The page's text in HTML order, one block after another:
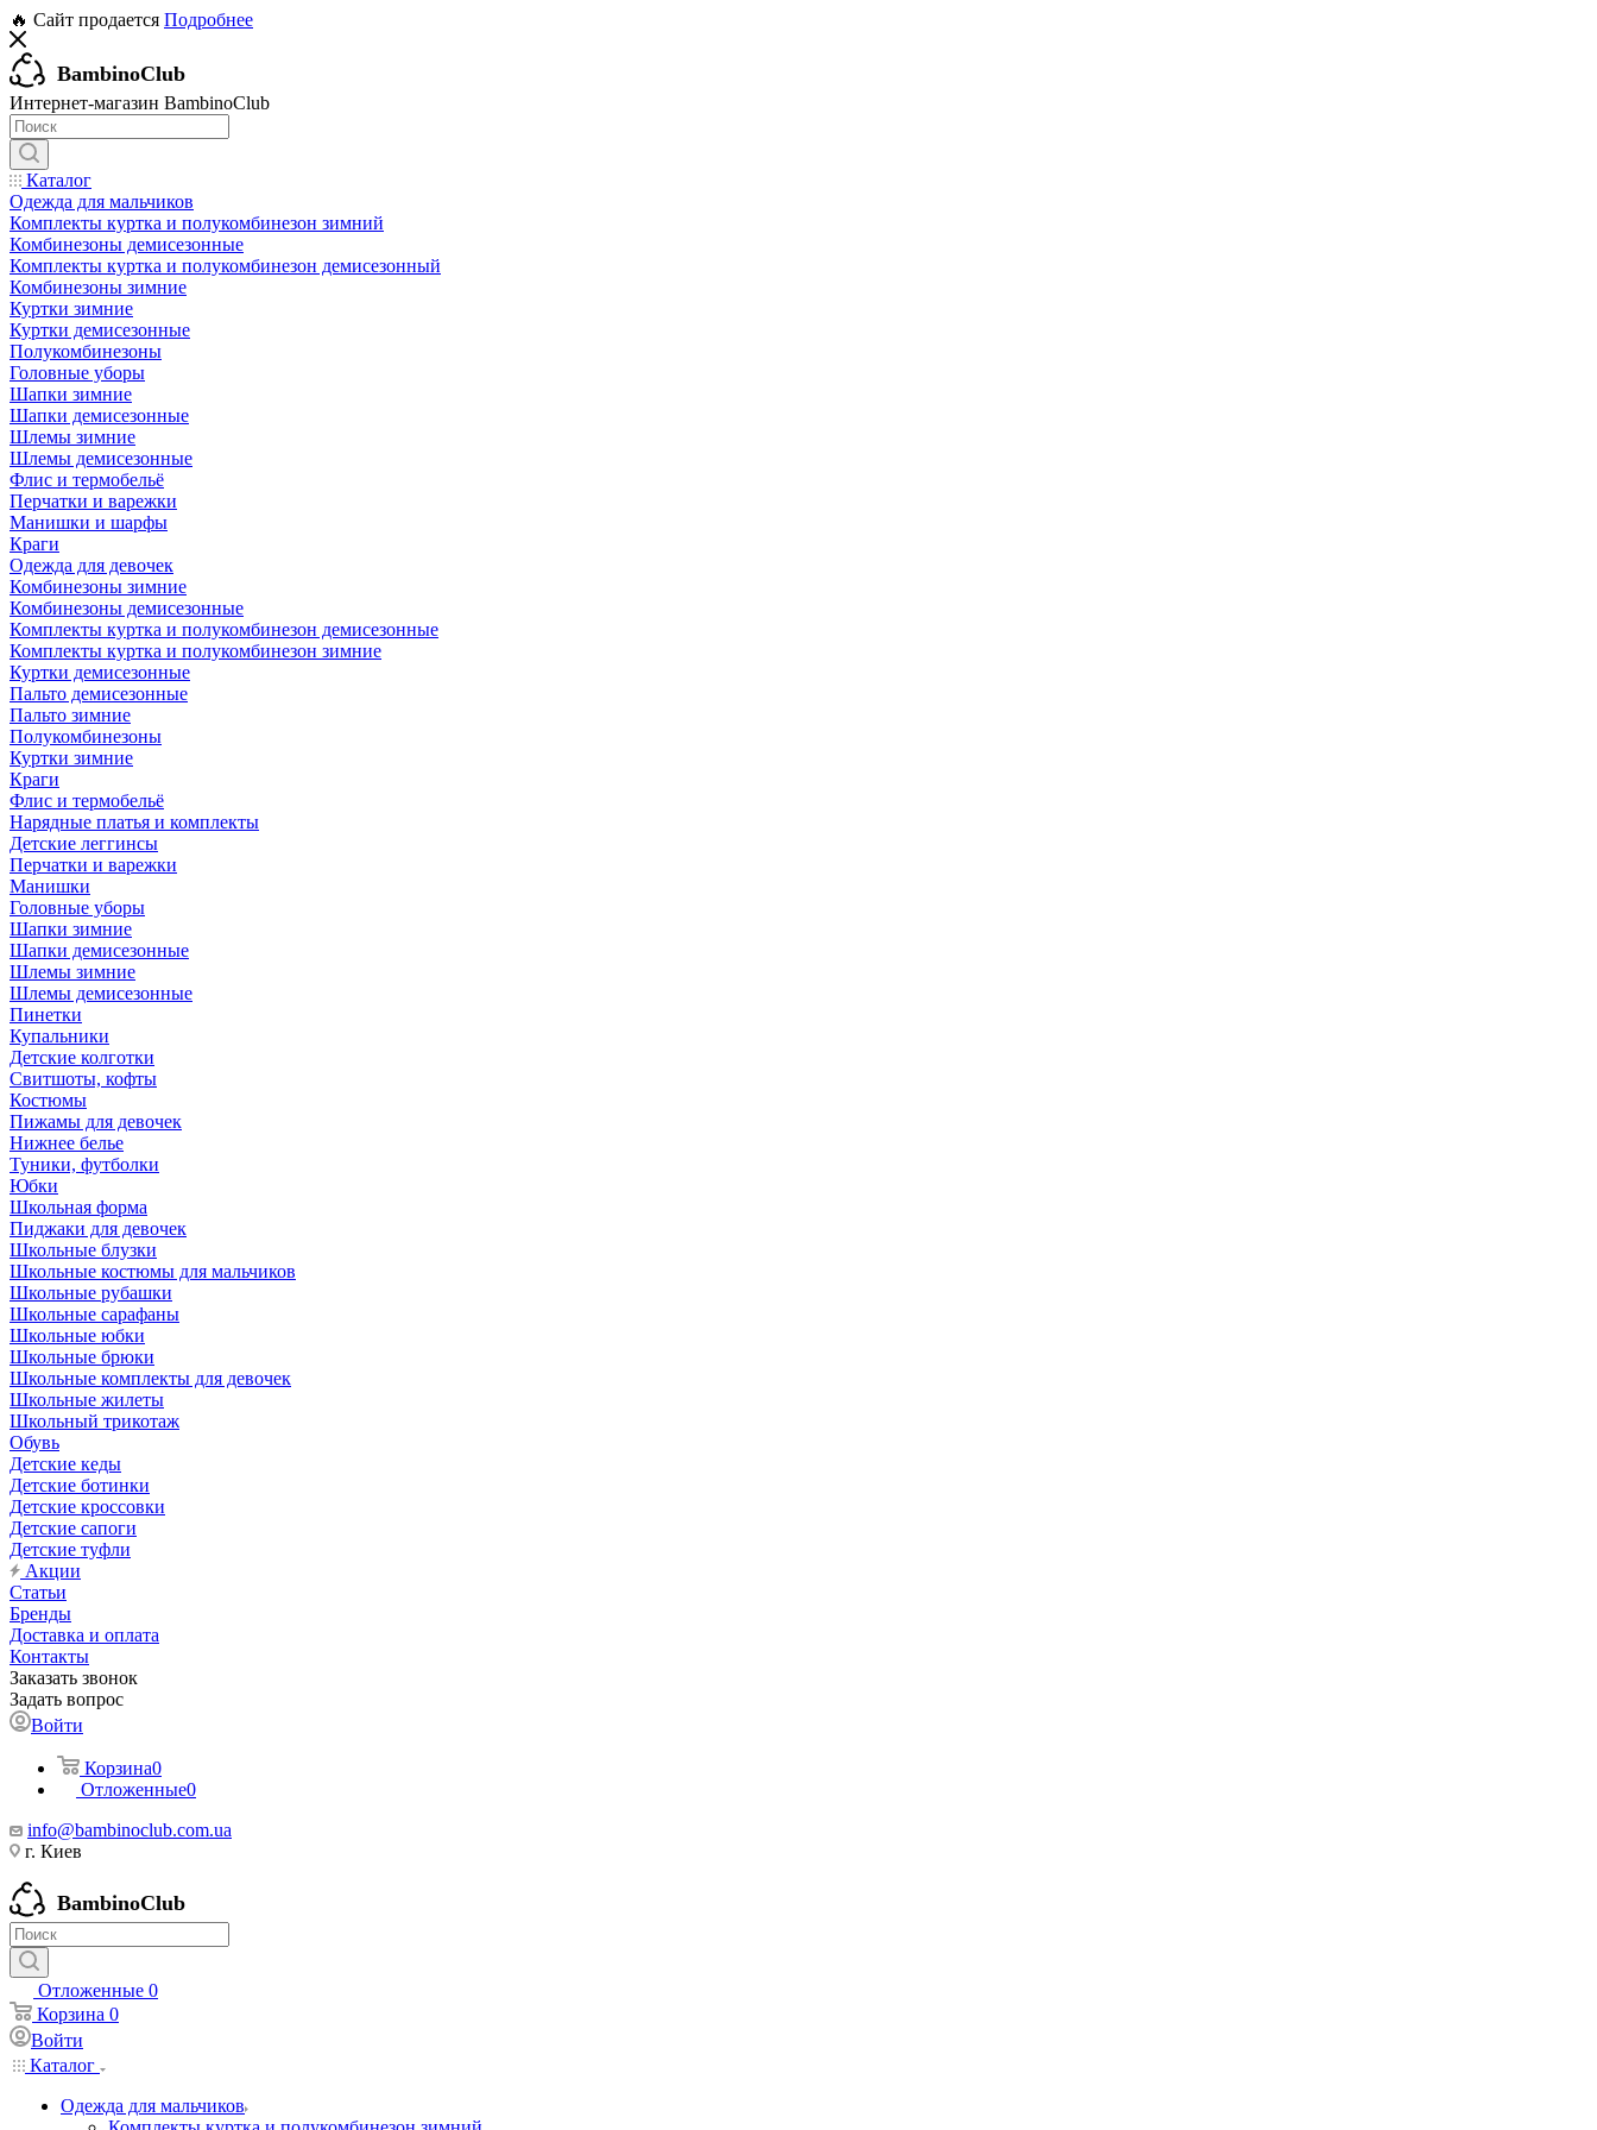
🔥 Сайт продается Подробнее
BambinoClub
Интернет-магазин BambinoClub
Каталог
Одежда для мальчиков
Комплекты куртка и полукомбинезон зимний
Комбинезоны демисезонные
Комплекты куртка и полукомбинезон демисезонный
Комбинезоны зимние
Куртки зимние
Куртки демисезонные
Полукомбинезоны
Головные уборы
Шапки зимние
Шапки демисезонные
Шлемы зимние
Шлемы демисезонные
Флис и термобельё
Перчатки и варежки
Манишки и шарфы
Краги
Одежда для девочек
Комбинезоны зимние
Комбинезоны демисезонные
Комплекты куртка и полукомбинезон демисезонные
Комплекты куртка и полукомбинезон зимние
Куртки демисезонные
Пальто демисезонные
Пальто зимние
Полукомбинезоны
Куртки зимние
Краги
Флис и термобельё
Нарядные платья и комплекты
Детские леггинсы
Перчатки и варежки
Манишки
Головные уборы
Шапки зимние
Шапки демисезонные
Шлемы зимние
Шлемы демисезонные
Пинетки
Купальники
Детские колготки
Свитшоты, кофты
Костюмы
Пижамы для девочек
Нижнее белье
Туники, футболки
Юбки
Школьная форма
Пиджаки для девочек
Школьные блузки
Школьные костюмы для мальчиков
Школьные рубашки
Школьные сарафаны
Школьные юбки
Школьные брюки
Школьные комплекты для девочек
Школьные жилеты
Школьный трикотаж
Обувь
Детские кеды
Детские ботинки
Детские кроссовки
Детские сапоги
Детские туфли
Акции
Статьи
Бренды
Доставка и оплата
Контакты
Заказать звонок
Задать вопрос
Войти
Корзина0
Отложенные0
info@bambinoclub.com.ua
г. Киев
BambinoClub
Отложенные 0
Корзина 0
Войти
Каталог
Одежда для мальчиков